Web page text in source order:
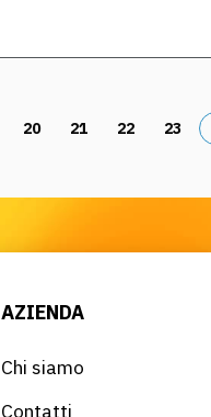
20 21 22 23
AZIENDA
Chi siamo
Contatti